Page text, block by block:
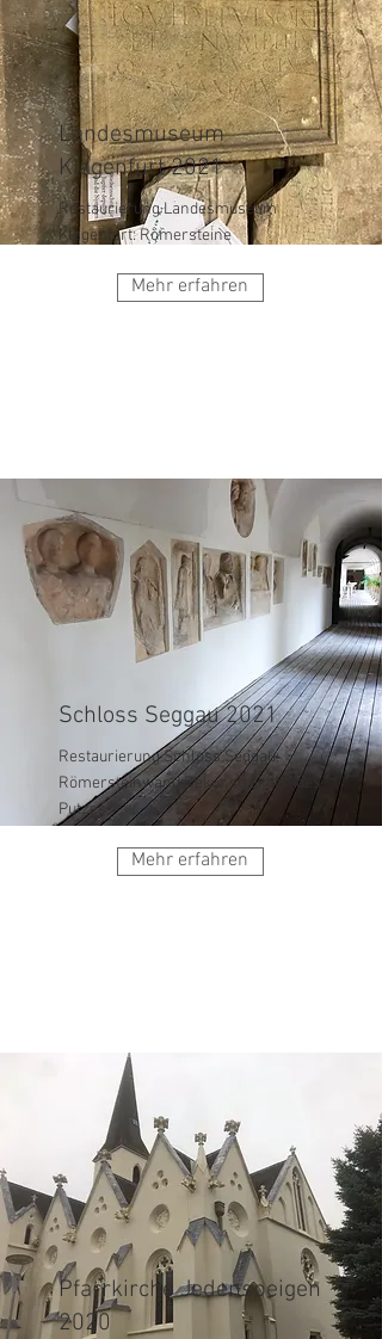
Landesmuseum
Klagenfurt 2021
Restaurierung Landesmuseum
Klagenfurt: Römersteine
Mehr erfahren
Schloss Seggau 2021
Restaurierung Schloss Seggau:
Römersteinwand Rekonstruktion des
Putzes
Mehr erfahren
Pfarrkirche Jedenspeigen
2020